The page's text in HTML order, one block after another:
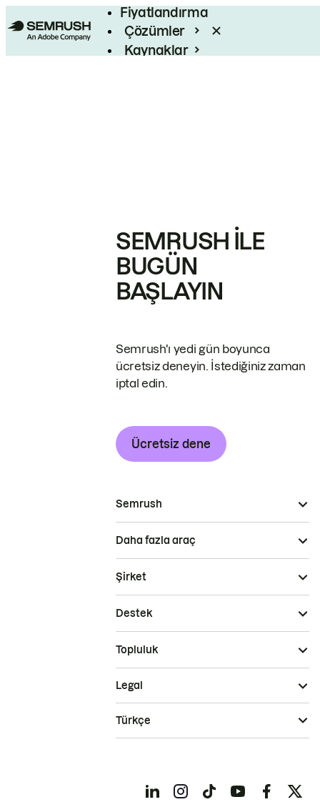
Fiyatlandırma
Çözümler
Kaynaklar
SEMRUSH ILE
BUGÜN
BAŞLAYIN
Semrush'ı yedi gün boyunca
ücretsiz deneyin. İstediğiniz zaman
iptal edin.
Ücretsiz dene
Semrush
Daha fazla araç
Şirket
Destek
Topluluk
Legal
Türkçe